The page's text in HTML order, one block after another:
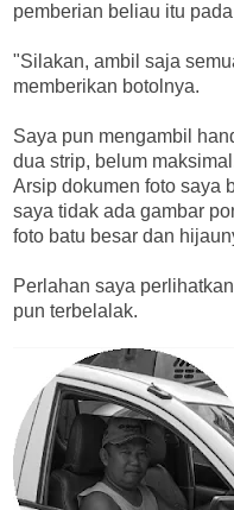
pemberian beliau itu
"Silakan, ambil saja
memberikan botolnya.
Saya pun mengambil
dua strip, belum
Arsip dokumen foto saya
saya tidak ada gambar
foto batu besar dan
Perlahan saya
pun terbelalak.